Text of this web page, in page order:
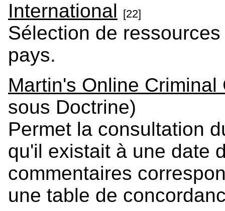
International [22]
Sélection de
pays.
Martin's Online Criminal
sous Doctrine)
Permet la consultation
qu'il existait à une date
commentaires
une table de